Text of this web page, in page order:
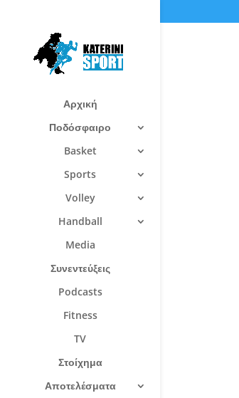
Αρχική
Ποδόσφαιρο
Basket
Sports
Volley
Handball
Media
Συνεντεύξεις
Podcasts
Fitness
TV
Στοίχημα
Αποτελέσματα